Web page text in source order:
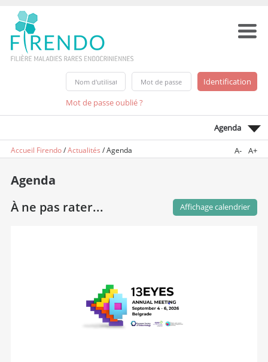
Mot de passe oublié ?
Agenda
Accueil Firendo/Actualités /Agenda A- A+
Agenda
À ne pas rater... Affichage calendrier